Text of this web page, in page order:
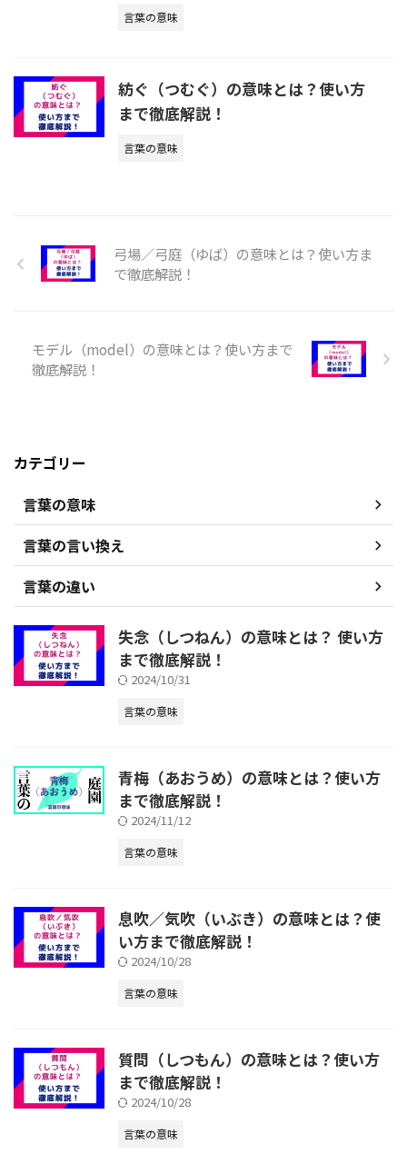
言葉の意味
紡ぐ（つむぐ）の意味とは？使い方
まで徹底解説！
言葉の意味
弓場／弓庭（ゆば）の意味とは？使い方ま
で徹底解説！
モデル（model）の意味とは？使い方まで
徹底解説！
カテゴリー
言葉の意味
言葉の言い換え
言葉の違い
失念（しつねん）の意味とは？ 使い方
まで徹底解説！
2024/10/31
言葉の意味
青梅（あおうめ）の意味とは？使い方
まで徹底解説！
2024/11/12
言葉の意味
息吹／気吹（いぶき）の意味とは？使
い方まで徹底解説！
2024/10/28
言葉の意味
質問（しつもん）の意味とは？使い方
まで徹底解説！
2024/10/28
言葉の意味